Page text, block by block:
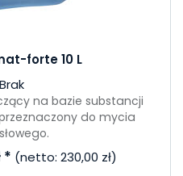
forte 10 L
Brak
na bazie substancji
do mycia
* (netto: 230,00 zł)